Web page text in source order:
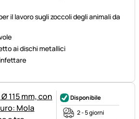
il lavoro sugli zoccoli degli animali da
ai dischi metallici
Disponibile
2 - 5 giorni